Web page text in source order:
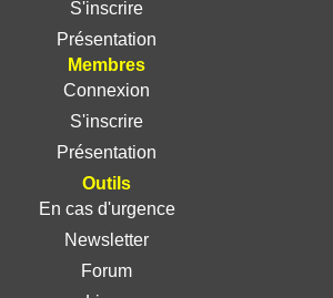
S'inscrire
Présentation
Membres
Connexion
S'inscrire
Présentation
Outils
En cas d'urgence
Newsletter
Forum